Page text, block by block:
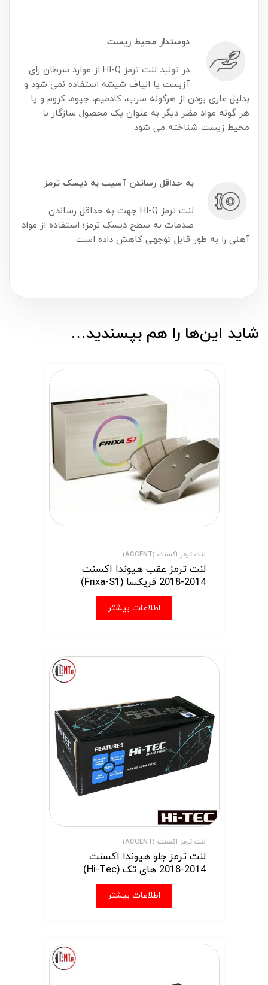
دوستدار محیط زیست
در تولید لنت ترمز HI-Q از موارد سرطان زای
آزبست یا الیاف شیشه استفاده نمی شود و
بدلیل عاری بودن از هرگونه سرب، کادمیم، جیوه، کروم و یا
هر گونه مواد مضر دیگر به عنوان یک محصول سازگار با
محیط زیست شناخته می شود.
به حداقل رساندن آسیب به دیسک ترمز
لنت ترمز HI-Q جهت به حداقل رساندن
صدمات به سطح دیسک ترمز؛ استفاده از مواد
آهنی را به طور قابل توجهی کاهش داده است.
شاید این‌ها را هم بپسندید…
لنت ترمز اکسنت (ACCENT)
لنت ترمز عقب هیوندا اکسنت
2014-2018 فریکسا (Frixa-S1)
اطلاعات بیشتر
لنت ترمز اکسنت (ACCENT)
لنت ترمز جلو هیوندا اکسنت
2014-2018 های تک (Hi-Tec)
اطلاعات بیشتر